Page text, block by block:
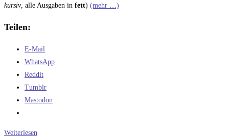
kursiv, alle Ausgaben in fett) (mehr …)
Teilen:
E-Mail
WhatsApp
Reddit
Tumblr
Mastodon
Weiterlesen